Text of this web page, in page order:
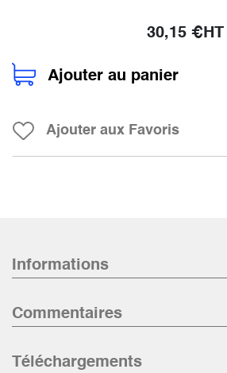
30,15 €
Ajouter au panier
Ajouter aux Favoris
Informations
Commentaires
Téléchargements